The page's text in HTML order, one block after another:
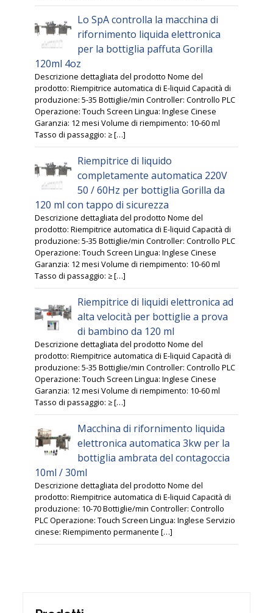
Lo SpA controlla la macchina di
rifornimento liquida elettronica
per la bottiglia paffuta Gorilla
120ml 4oz
Descrizione dettagliata del prodotto Nome del
prodotto: Riempitrice automatica di E-liquid Capacità di
produzione: 5-35 Bottiglie/min Controller: Controllo PLC
Operazione: Touch Screen Lingua: Inglese Cinese
Garanzia: 12 mesi Volume di riempimento: 10-60 ml
Tasso di passaggio: ≥ […]
Riempitrice di liquido
completamente automatica 220V
50 / 60Hz per bottiglia Gorilla da
120 ml con tappo di sicurezza
Descrizione dettagliata del prodotto Nome del
prodotto: Riempitrice automatica di E-liquid Capacità di
produzione: 5-35 Bottiglie/min Controller: Controllo PLC
Operazione: Touch Screen Lingua: Inglese Cinese
Garanzia: 12 mesi Volume di riempimento: 10-60 ml
Tasso di passaggio: ≥ […]
Riempitrice di liquidi elettronica ad
alta velocità per bottiglie a prova
di bambino da 120 ml
Descrizione dettagliata del prodotto Nome del
prodotto: Riempitrice automatica di E-liquid Capacità di
produzione: 5-35 Bottiglie/min Controller: Controllo PLC
Operazione: Touch Screen Lingua: Inglese Cinese
Garanzia: 12 mesi Volume di riempimento: 10-60 ml
Tasso di passaggio: ≥ […]
Macchina di rifornimento liquida
elettronica automatica 3kw per la
bottiglia ambrata del contagoccia
10ml / 30ml
Descrizione dettagliata del prodotto Nome del
prodotto: Riempitrice automatica di E-liquid Capacità di
produzione: 10-70 Bottiglie/min Controller: Controllo
PLC Operazione: Touch Screen Lingua: Inglese Servizio
cinese: Riempimento permanente […]